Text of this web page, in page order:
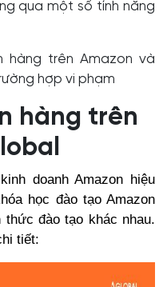
qua một số tính năng
trên Amazon và
hợp vi phạm
hàng trên
doanh Amazon hiệu
học đào tạo Amazon
đào tạo khác nhau.
tiết: